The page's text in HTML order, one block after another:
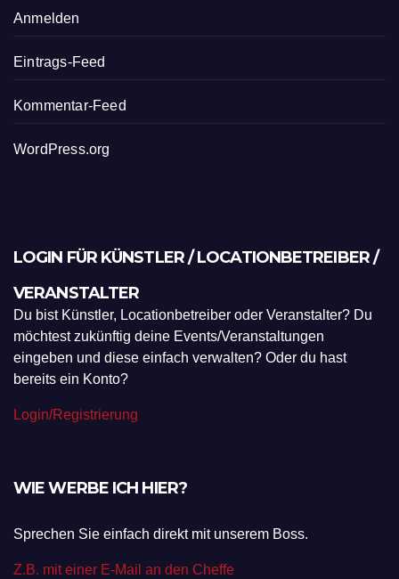
Anmelden
Eintrags-Feed
Kommentar-Feed
WordPress.org
LOGIN FÜR KÜNSTLER / LOCATIONBETREIBER /
VERANSTALTER
Du bist Künstler, Locationbetreiber oder Veranstalter? Du
möchtest zukünftig deine Events/Veranstaltungen
eingeben und diese einfach verwalten? Oder du hast
bereits ein Konto?
Login/Registrierung
WIE WERBE ICH HIER?
Sprechen Sie einfach direkt mit unserem Boss.
Z.B. mit einer E-Mail an den Cheffe